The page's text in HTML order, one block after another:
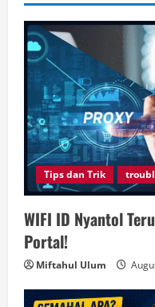
Tips dan Trik
WIFI ID Nyantol
Portal!
Miftahul Ulum